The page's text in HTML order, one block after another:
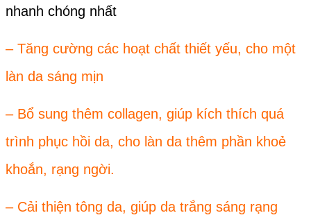
nhanh chóng nhất
– Tăng cường các hoạt chất thiết yếu, cho một
làn da sáng mịn
– Bổ sung thêm collagen, giúp kích thích quá
trình phục hồi da, cho làn da thêm phần khoẻ
khoắn, rạng ngời.
– Cải thiện tông da, giúp da trắng sáng rạng